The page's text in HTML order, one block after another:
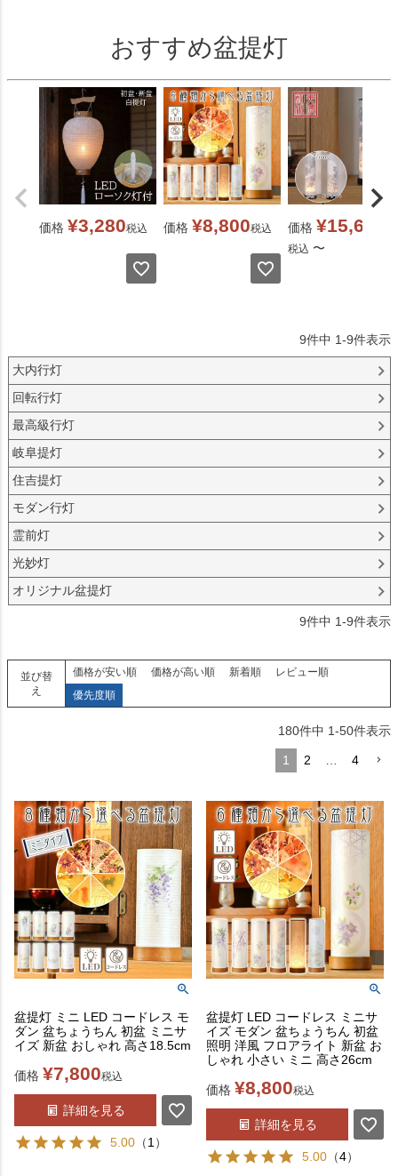
おすすめ盆提灯
価格 ¥3,280税込 価格 ¥8,800税込 価格 ¥15,600
税込 〜
9件中 1-9件表示
大内行灯
回転行灯
最高級行灯
岐阜提灯
住吉提灯
モダン行灯
霊前灯
光妙灯
オリジナル盆提灯
9件中 1-9件表示
並び替
え
価格が安い順 価格が高い順 新着順
レビュー順
優先度順
180件中 1-50件表示
1 2 4
盆提灯 ミニ LED コードレス モ
ダン 盆ちょうちん 初盆 ミニサ
イズ 新盆 おしゃれ 高さ18.5cm
価格 ¥7,800税込
詳細を見る
5.00 （1）
盆提灯 LED コードレス ミニサ
イズ モダン 盆ちょうちん 初盆
照明 洋風 フロアライト 新盆 お
しゃれ 小さい ミニ 高さ26cm
価格 ¥8,800税込
詳細を見る
5.00 （4）